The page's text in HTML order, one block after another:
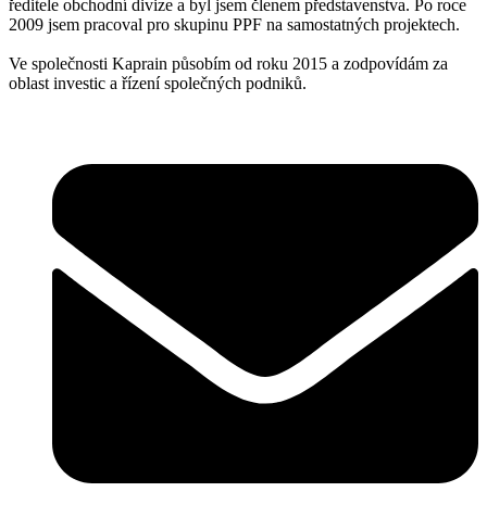
ředitele obchodní divize a byl jsem členem představenstva. Po roce
2009 jsem pracoval pro skupinu PPF na samostatných projektech.
Ve společnosti Kaprain působím od roku 2015 a zodpovídám za
oblast investic a řízení společných podniků.